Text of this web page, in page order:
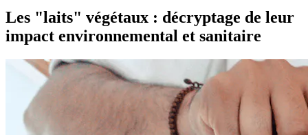
Les "laits" végétaux : décryptage de leur
impact environnemental et sanitaire